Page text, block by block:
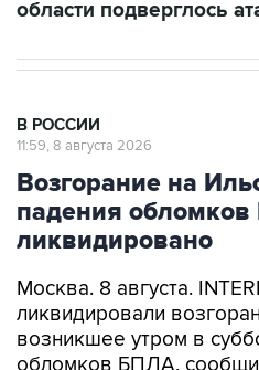
области подверглось
В РОССИИ
11:59, 8 августа 2026
Возгорание на
падения
ликвидировано
Москва. 8 августа.
ликвидировали
возникшее утром в